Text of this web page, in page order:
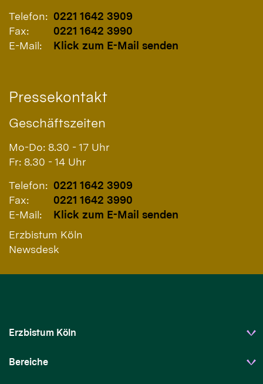
Telefon: 0221 1642 3909
Fax:
0221 1642 3990
E-Mail:
Klick zum E-Mail senden
Pressekontakt
Geschäftszeiten
Mo-Do: 8.30 - 17 Uhr
Fr: 8.30 - 14 Uhr
Telefon: 0221 1642 3909
Fax:
0221 1642 3990
E-Mail:
Klick zum E-Mail senden
Erzbistum Köln
Newsdesk
Erzbistum Köln
Bereiche